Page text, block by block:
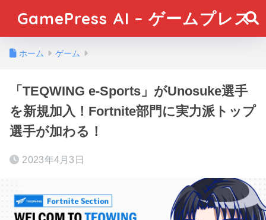
GamePress AI – ゲームプレス
ホーム ゲーム
「TEQWING e-Sports」がUnosuke選手
を新規加入！Fortnite部門に実力派トップ
選手が加わる！
2023年4月3日